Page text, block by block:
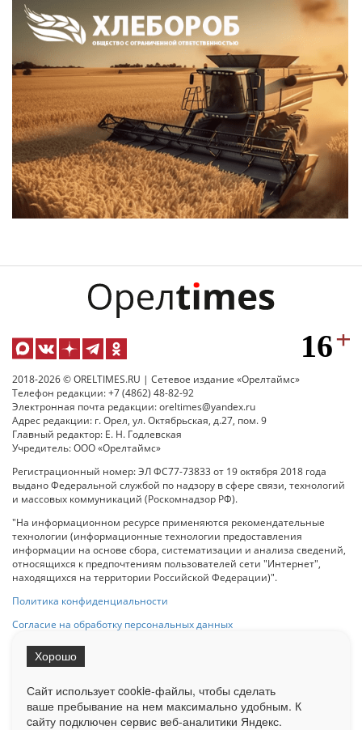
2018-2026 © ORELTIMES.RU | Сетевое издание «Орелтаймс»
Телефон редакции: +7 (4862) 48-82-92
Электронная почта редакции: oreltimes@yandex.ru
Адрес редакции: г. Орел, ул. Октябрьская, д.27, пом. 9
Главный редактор: Е. Н. Годлевская
Учредитель: ООО «Орелтаймс»
Регистрационный номер: ЭЛ ФС77-73833 от 19 октября 2018 года
выдано Федеральной службой по надзору в сфере связи, технологий
и массовых коммуникаций (Роскомнадзор РФ).
"На информационном ресурсе применяются рекомендательные
технологии (информационные технологии предоставления
информации на основе сбора, систематизации и анализа сведений,
относящихся к предпочтениям пользователей сети "Интернет",
находящихся на территории Российской Федерации)".
Политика конфиденциальности
Согласие на обработку персональных данных
При использовании любого материала с данного сайта гипер-ссылка
на Сетевое издание «ОрелТаймс» обязательна.
Ограниченная статистика посещаемости доступна на сайте
Сайт использует cookie-файлы, чтобы сделать
ваше пребывание на нем максимально удобным. К
cайту подключен сервис веб-аналитики Яндекс.
Хорошо